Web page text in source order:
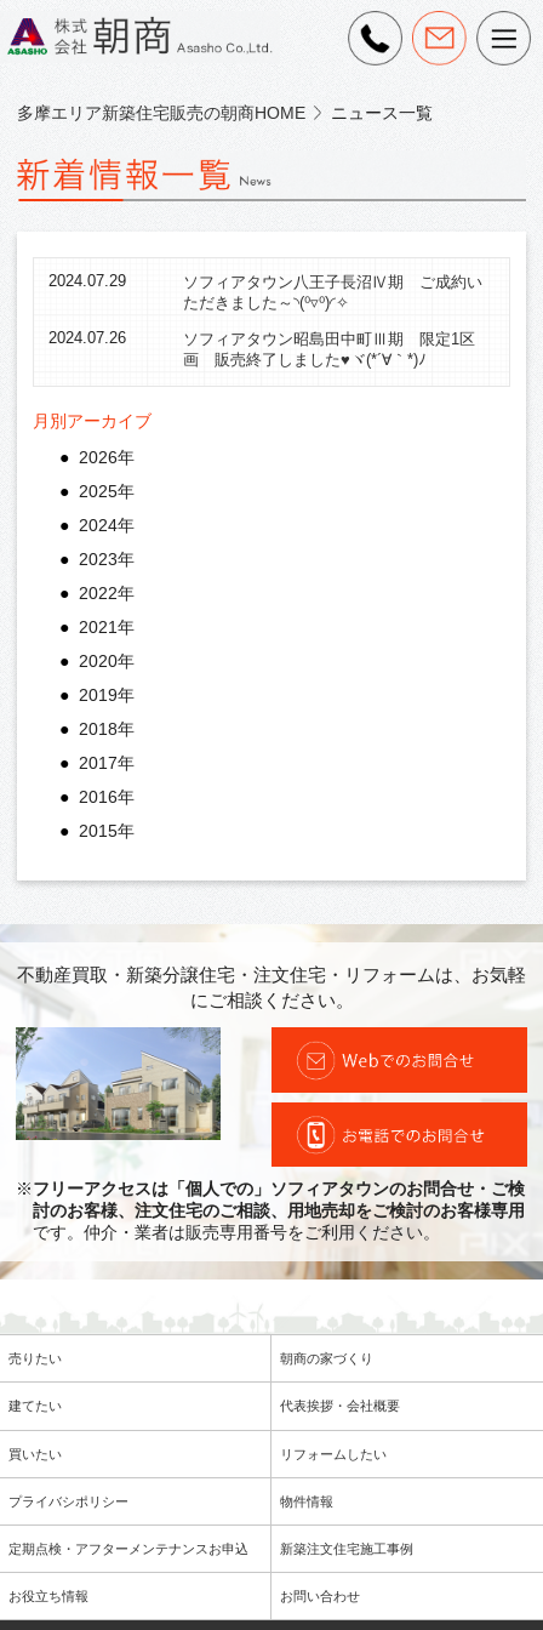
多摩エリア新築住宅販売の朝商HOME ニュース一覧
2024.07.29
ソフィアタウン八王子長沼Ⅳ期 ご成約い
ただきました～◝(⁰▿⁰)◜✧
2024.07.26
ソフィアタウン昭島田中町Ⅲ期 限定1区
画 販売終了しました♥︎ヾ(*´∀｀*)ﾉ
月別アーカイブ
2026年
2025年
2024年
2023年
2022年
2021年
2020年
2019年
2018年
2017年
2016年
2015年
不動産買取・新築分譲住宅・注文住宅・リフォームは、お気軽
にご相談ください。
※フリーアクセスは「個人での」ソフィアタウンのお問合せ・ご検
討のお客様、注文住宅のご相談、用地売却をご検討のお客様専用
です。仲介・業者は販売専用番号をご利用ください。
売りたい 朝商の家づくり
建てたい 代表挨拶・会社概要
買いたい リフォームしたい
プライバシポリシー 物件情報
定期点検・アフターメンテナンスお申込 新築注文住宅施工事例
お役立ち情報 お問い合わせ